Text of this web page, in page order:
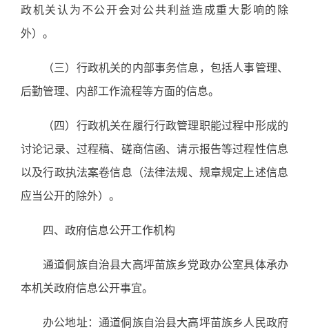
政机关认为不公开会对公共利益造成重大影响的除
外）。
（三）行政机关的内部事务信息，包括人事管理、
后勤管理、内部工作流程等方面的信息。
（四）行政机关在履行行政管理职能过程中形成的
讨论记录、过程稿、磋商信函、请示报告等过程性信息
以及行政执法案卷信息（法律法规、规章规定上述信息
应当公开的除外）。
四、政府信息公开工作机构
通道侗族自治县大高坪苗族乡党政办公室具体承办
本机关政府信息公开事宜。
办公地址：通道侗族自治县大高坪苗族乡人民政府